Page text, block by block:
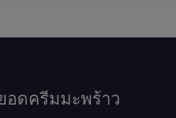
อดครีมมะพร้าว